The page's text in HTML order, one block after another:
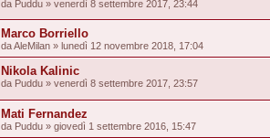
da Puddu » venerdì 8 settembre 2017, 23:44
Marco Borriello
daAleMilan » lunedì 12 novembre 2018, 17:04
Nikola Kalinic
da Puddu » venerdì 8 settembre 2017, 23:57
Mati Fernandez
da Puddu » giovedì 1 settembre 2016, 15:47